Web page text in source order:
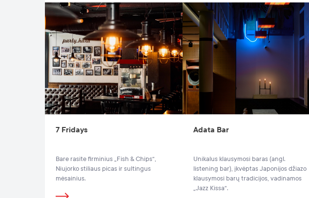
7 Fridays
Bare rasite firminius „Fish & Chips“,
Niujorko stiliaus picas ir sultingus
mėsainius.
Adata Bar
Unikalus klausymosi baras (angl.
listening bar), įkvėptas Japonijos džiazo
klausymosi barų tradicijos, vadinamos
„Jazz Kissa“.